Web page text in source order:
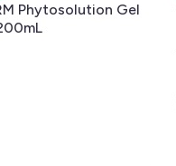
Phytosolution Gel